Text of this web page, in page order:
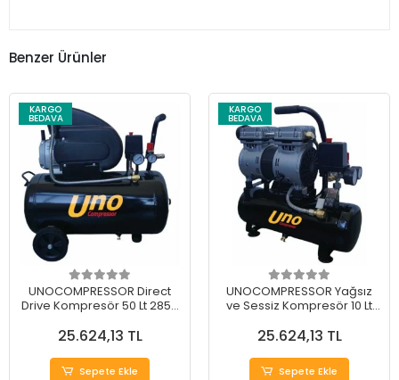
Benzer Ürünler
KARGO
BEDAVA
UNOCOMPRESSOR Direct
Drive Kompresör 50 Lt 2850
)
25.624,13 TL
Sepete Ekle
KARGO
BEDAVA
UNOCOMPRESSOR Yağsız
ve Sessiz Kompresör 10 Lt
MOTOR )
25.624,13 TL
Sepete Ekle